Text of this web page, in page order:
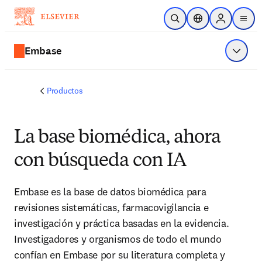
Saltar al contenido principal
Abrir búsqueda
Selector deSign in to
menu
Embase
Productos
La base biomédica, ahora
con búsqueda con IA
Embase es la base de datos biomédica para
revisiones sistemáticas, farmacovigilancia e
investigación y práctica basadas en la evidencia.
Investigadores y organismos de todo el mundo
confían en Embase por su literatura completa y